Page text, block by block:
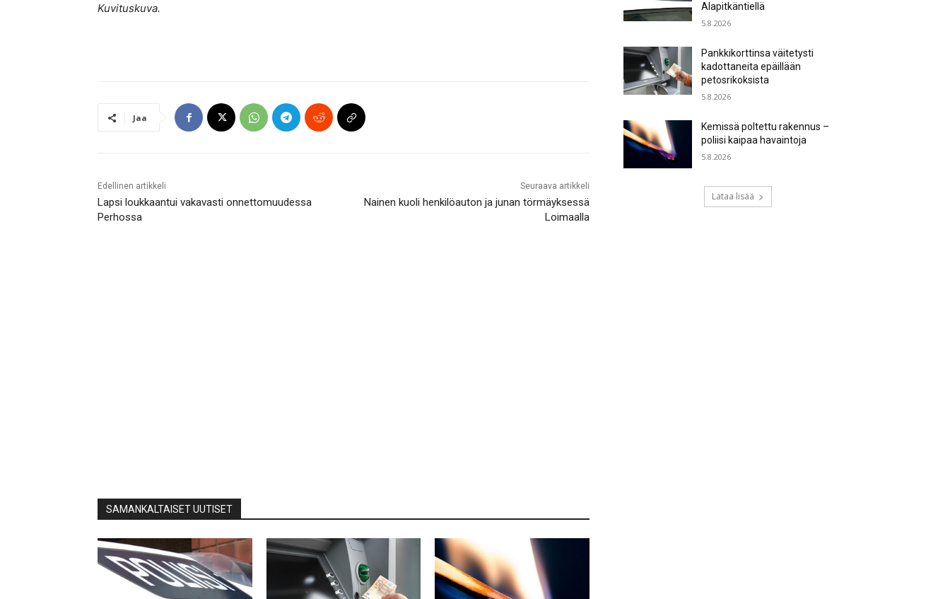
Kuvituskuva.
Jaa
Edellinen artikkeli
Lapsi loukkaantui vakavasti onnettomuudessa
Perhossa
Seuraava artikkeli
Nainen kuoli henkilöauton ja junan törmäyksessä
Loimaalla
SAMANKALTAISET UUTISET
Alapitkäntiellä
5.8.2026
Pankkikorttinsa väitetysti
kadottaneita epäillään
petosrikoksista
5.8.2026
Kemissä poltettu rakennus –
poliisi kaipaa havaintoja
5.8.2026
Lataa lisää